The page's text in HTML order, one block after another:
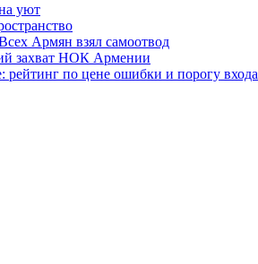
уют
Армян взял самоотвод
захват НОК Армении
рейтинг по цене ошибки и порогу входа